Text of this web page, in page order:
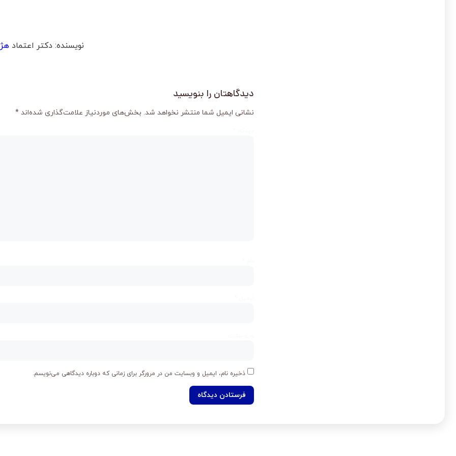
نویسنده: دکتر اعتماد
دیدگاهتان را بنویسید
نشانی ایمیل شما منتشر نخواهد شد. بخش‌های موردنیاز علامت‌گذاری شده‌اند *
ذخیره نام، ایمیل و وبسایت من در مرورگر برای زمانی که دوباره دیدگاهی می‌نویسم.